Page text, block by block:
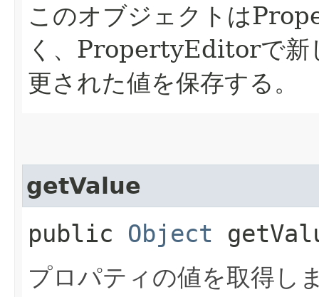
このオブジェクトは
く、PropertyEditorで新
更された値を保存する。
getValue
public Object
プロパティの値を取得し